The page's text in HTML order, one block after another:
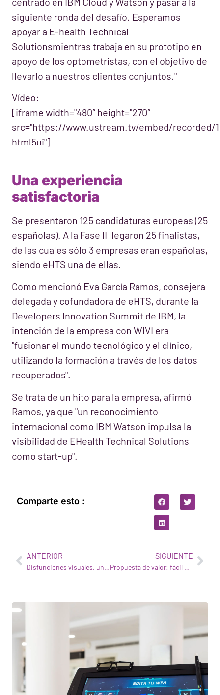
siguiente ronda del desafío. Esperamos
apoyar a E-health Technical
Solutionsmientras trabaja en su prototipo en
apoyo de los optometristas, con el objetivo de
llevarlo a nuestros clientes conjuntos."
Vídeo:
[iframe width="480″ height="270″
src="https://www.ustream.tv/embed/recorded/
html5ui"]
Una experiencia
satisfactoria
Se presentaron 125 candidaturas europeas (25
españolas). A la Fase II llegaron 25 finalistas,
de las cuales sólo 3 empresas eran españolas,
siendo eHTS una de ellas.
Como mencionó Eva García Ramos, consejera
delegada y cofundadora de eHTS, durante la
Developers Innovation Summit de IBM, la
intención de la empresa con WIVI era
"fusionar el mundo tecnológico y el clínico,
utilizando la formación a través de los datos
recuperados".
Se trata de un hito para la empresa, afirmó
Ramos, ya que "un reconocimiento
internacional como IBM Watson impulsa la
visibilidad de EHealth Technical Solutions
como start-up".
Comparte esto :
ANTERIOR
Disfunciones visuales, un problema muy común
SIGUIENTE
Propuesta de valor: fácil de instalar a un precio asequible